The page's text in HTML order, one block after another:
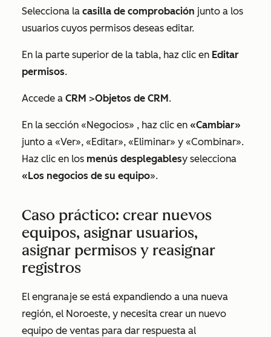
Selecciona la casilla de comprobación junto a los
usuarios cuyos permisos deseas editar.
En la parte superior de la tabla, haz clic en Editar
permisos.
Accede a CRM >Objetos de CRM.
En la sección «Negocios» , haz clic en «Cambiar»
junto a «Ver», «Editar», «Eliminar» y «Combinar».
Haz clic en los menús desplegablesy selecciona
«Los negocios de su equipo».
Caso práctico: crear nuevos
equipos, asignar usuarios,
asignar permisos y reasignar
registros
El engranaje se está expandiendo a una nueva
región, el Noroeste, y necesita crear un nuevo
equipo de ventas para dar respuesta al